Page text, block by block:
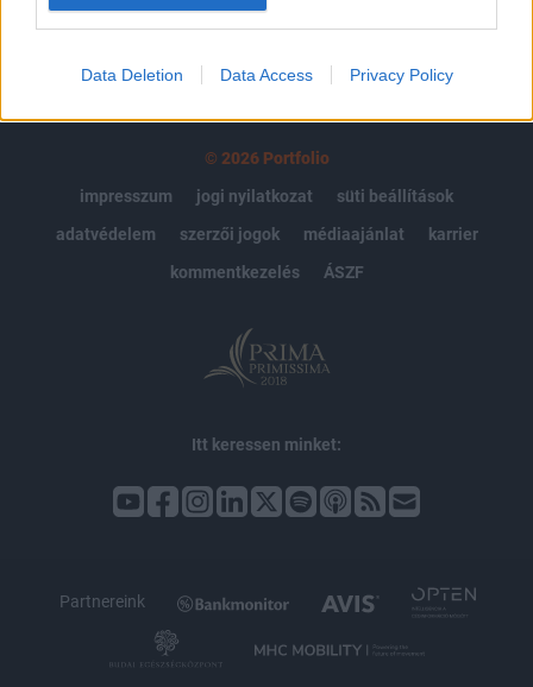
Data Deletion Data Access Privacy Policy
© 2026 Portfolio
impresszum
jogi nyilatkozat
süti beállítások
adatvédelem
szerzői jogok médiaajánlat
karrier
kommentkezelés
ÁSZF
Itt keressen minket:
Partnereink